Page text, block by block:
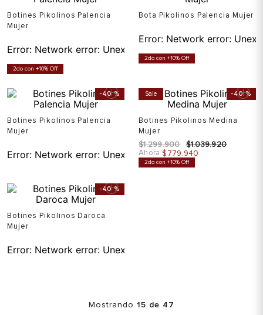
Botines Pikolinos Palencia
Mujer
Error: Network error: Unexpected token T in JSON at
2do con +10% Off
Bota Pikolinos Palencia Mujer
Error: Network error:
2do con +10% Off
-40 %
Botines Pikolinos Palencia
Mujer
Error: Network error: Unexpected token T in JSON at
Sale -40 %
Botines Pikolinos Medina
Mujer
$1.299.900 $1.039.920
Ahora $779.940
2do con +10% Off
-40 %
Botines Pikolinos Daroca
Mujer
Error: Network error: Unexpected token T in JSON at
Mostrando 15 de 47